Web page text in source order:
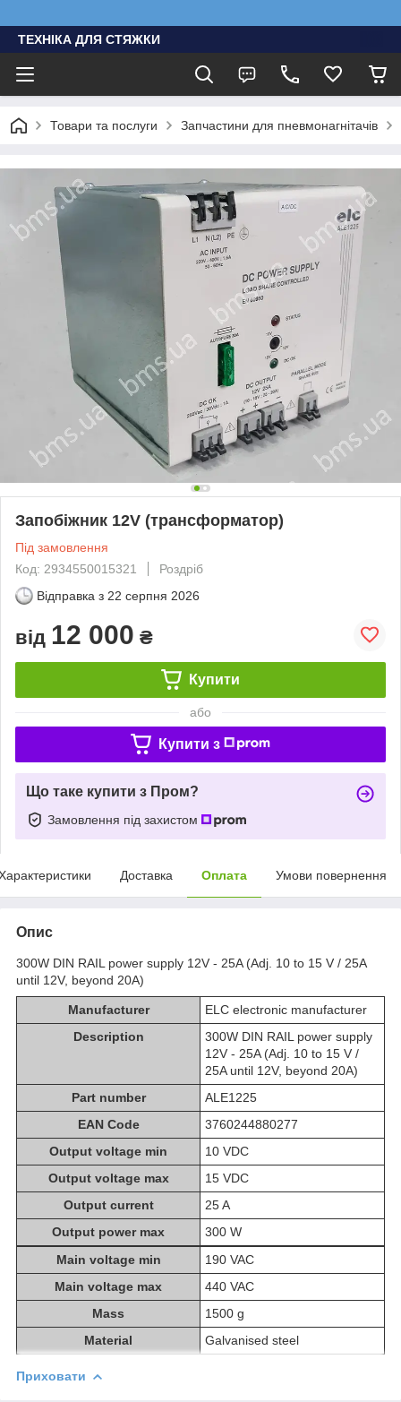
ТЕХНІКА ДЛЯ СТЯЖКИ
Товари та послуги Запчастини для пневмонагнітачів
Запобіжник 12V (трансформатор)
Під замовлення
Код: 2934550015321
Роздріб
Відправка з 22 серпня 2026
від 12 000 ₴
Купити
або
Купити з
Що таке купити з Пром?
Замовлення під захистом
Доставка Оплата Умови повернення
Опис
300W DIN RAIL power supply 12V - 25A (Adj. 10 to 15 V / 25A
until 12V, beyond 20A)
Manufacturer
ELC electronic manufacturer
Description
300W DIN RAIL power supply
12V - 25A (Adj. 10 to 15 V /
25A until 12V, beyond 20A)
Part number
ALE1225
EAN Code
3760244880277
Output voltage min
10 VDC
Output voltage max
15 VDC
Output current
25 A
Output power max
300 W
Main voltage min
190 VAC
Main voltage max
440 VAC
Mass
1500 g
Material
Galvanised steel
Приховати